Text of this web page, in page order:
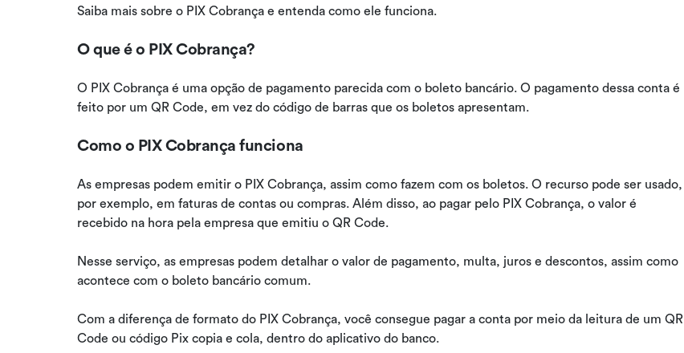
Saiba mais sobre o PIX Cobrança e entenda como ele funciona.
O que é o PIX Cobrança?
O PIX Cobrança é uma opção de pagamento parecida com o boleto bancário. O pagamento dessa conta é
feito por um QR Code, em vez do código de barras que os boletos apresentam.
Como o PIX Cobrança funciona
As empresas podem emitir o PIX Cobrança, assim como fazem com os boletos. O recurso pode ser usado,
por exemplo, em faturas de contas ou compras. Além disso, ao pagar pelo PIX Cobrança, o valor é
recebido na hora pela empresa que emitiu o QR Code.
Nesse serviço, as empresas podem detalhar o valor de pagamento, multa, juros e descontos, assim como
acontece com o boleto bancário comum.
Com a diferença de formato do PIX Cobrança, você consegue pagar a conta por meio da leitura de um QR
Code ou código Pix copia e cola, dentro do aplicativo do banco.